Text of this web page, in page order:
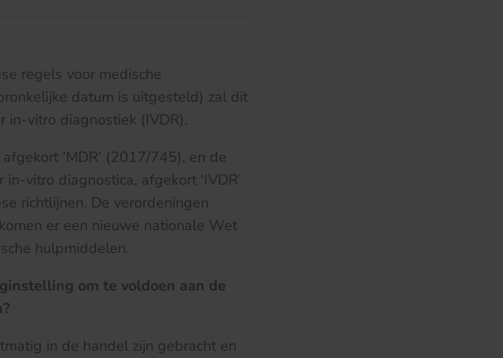
regels voor medische
datum is uitgesteld) zal dit
in-vitro diagnostiek (IVDR).
‘MDR’ (2017/745), en de
vitro diagnostica, afgekort ‘IVDR’
richtlijnen. De verordeningen
er een nieuwe nationale Wet
hulpmiddelen.
om te voldoen aan de
in de handel zijn gebracht en